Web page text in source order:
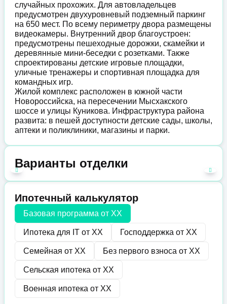
случайных прохожих. Для автовладельцев
предусмотрен двухуровневый подземный паркинг
на 650 мест. По всему периметру двора размещены
видеокамеры. Внутренний двор благоустроен:
предусмотрены пешеходные дорожки, скамейки и
деревянные мини-беседки с розетками. Также
спроектированы детские игровые площадки,
уличные тренажеры и спортивная площадка для
командных игр.
Жилой комплекс расположен в южной части
Новороссийска, на пересечении Мысхакского
шоссе и улицы Куникова. Инфраструктура района
развита: в пешей доступности детские сады, школы,
аптеки и поликлиники, магазины и парки.
Варианты отделки
Ипотечный калькулятор
Базовая программа от XX
Ипотека для IT от XX Господдержка от XX
Семейная от XX Без первого взноса от XX
Сельская ипотека от XX
Военная ипотека от XX